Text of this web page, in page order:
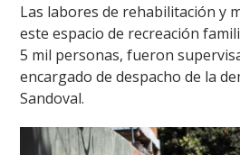
Las labores de rehabilitación y
este espacio de recreación
5 mil personas, fueron
encargado de despacho de la
Sandoval.